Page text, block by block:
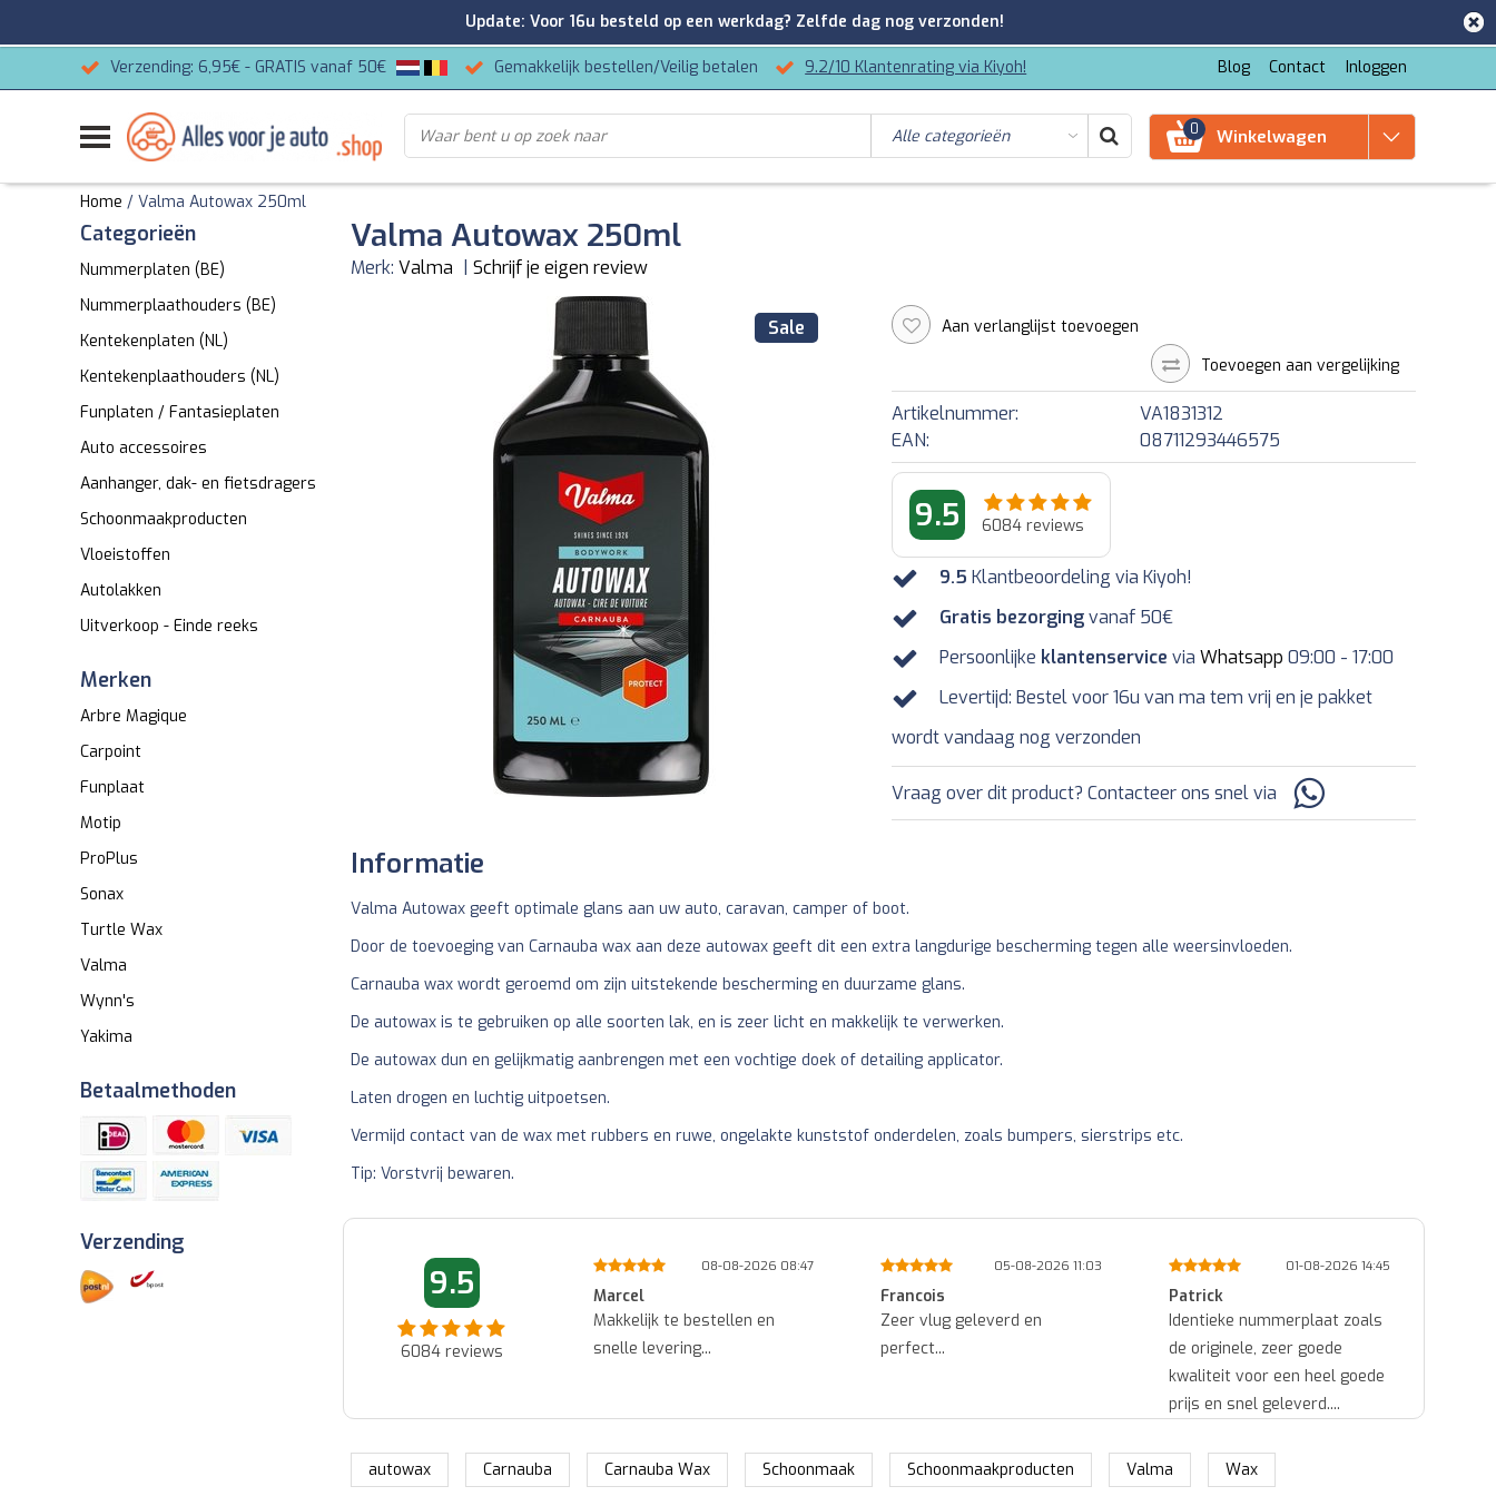
Verzending: 6,95€ - GRATIS vanaf 50€ Gemakkelijk bestellen/Veilig betalen 9.2/10 Klantenrating via Kiyoh! Blog Contact Inloggen
0 Winkelwagen
Home / Valma Autowax 250ml
Categorieën
Nummerplaten (BE)
Nummerplaathouders (BE)
Kentekenplaten (NL)
Kentekenplaathouders (NL)
Funplaten / Fantasieplaten
Auto accessoires
Aanhanger, dak- en fietsdragers
Schoonmaakproducten
Vloeistoffen
Autolakken
Uitverkoop - Einde reeks
Merken
Arbre Magique
Carpoint
Funplaat
Motip
ProPlus
Sonax
Turtle Wax
Valma
Wynn's
Yakima
Betaalmethoden
Verzending
Valma Autowax 250ml
Merk: Valma Schrijf je eigen review
Sale
Aan verlanglijst toevoegen
Toevoegen aan vergelijking
Artikelnummer:
VA1831312
EAN:
08711293446575
9.5 6084 reviews
9.5 Klantbeoordeling via Kiyoh!
Gratis bezorgingvanaf 50€
Persoonlijke klantenservice via Whatsapp 09:00 - 17:00
Levertijd: Bestel voor 16u van ma tem vrij en je pakket
wordt vandaag nog verzonden
Vraag over dit product? Contacteer ons snel via
Informatie
Valma Autowax geeft optimale glans aan uw auto, caravan, camper of boot.
Door de toevoeging van Carnauba wax aan deze autowax geeft dit een extra langdurige bescherming tegen alle weersinvloeden.
Carnauba wax wordt geroemd om zijn uitstekende bescherming en duurzame glans.
De autowax is te gebruiken op alle soorten lak, en is zeer licht en makkelijk te verwerken.
De autowax dun en gelijkmatig aanbrengen met een vochtige doek of detailing applicator.
Laten drogen en luchtig uitpoetsen.
Vermijd contact van de wax met rubbers en ruwe, ongelakte kunststof onderdelen, zoals bumpers, sierstrips etc.
Tip: Vorstvrij bewaren.
9.5
6084reviews
06-06-2026 08:52
Snel en netjes afgeleverd...
08-08-2026 08:47
Marcel
Makkelijk te bestellen en
snelle levering...
05-08-2026 11:03
Francois
Zeer vlug geleverd en
perfect...
01-08-2026 14:45
Patrick
Identieke nummerplaat zoals
de originele, zeer goede
kwaliteit voor een heel goede
prijs en snel geleverd....
autowax Carnauba Carnauba Wax Schoonmaak Schoonmaakproducten Valma Wax
Update: Voor 16u besteld op een werkdag? Zelfde dag nog verzonden!